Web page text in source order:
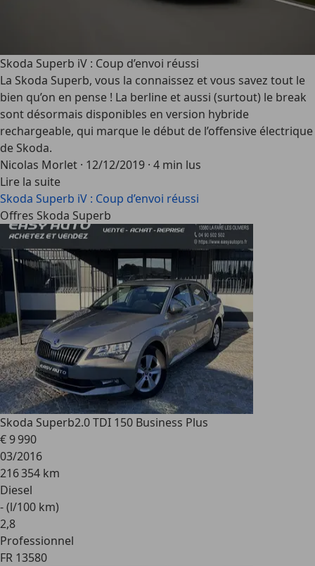
Skoda Superb iV : Coup d’envoi réussi
La Skoda Superb, vous la connaissez et vous savez tout le
bien qu’on en pense ! La berline et aussi (surtout) le break
sont désormais disponibles en version hybride
rechargeable, qui marque le début de l’offensive électrique
de Skoda.
Nicolas Morlet · 12/12/2019 · 4 min lus
Lire la suite
Skoda Superb iV : Coup d’envoi réussi
Offres Skoda Superb
Skoda Superb2.0 TDI 150 Business Plus
€ 9 990
03/2016
216 354 km
Diesel
- (l/100 km)
2,8
Professionnel
FR 13580